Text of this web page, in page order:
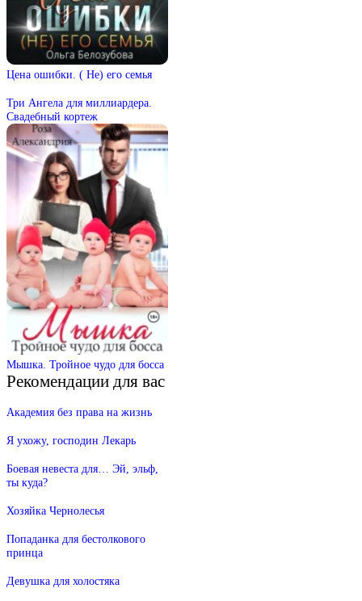
Цена ошибки. ( Не) его семья
Три Ангела для миллиардера.
Свадебный кортеж
Мышка. Тройное чудо для босса
Рекомендации для вас
Академия без права на жизнь
Я ухожу, господин Лекарь
Боевая невеста для… Эй, эльф,
ты куда?
Хозяйка Чернолесья
Попаданка для бестолкового
принца
Девушка для холостяка